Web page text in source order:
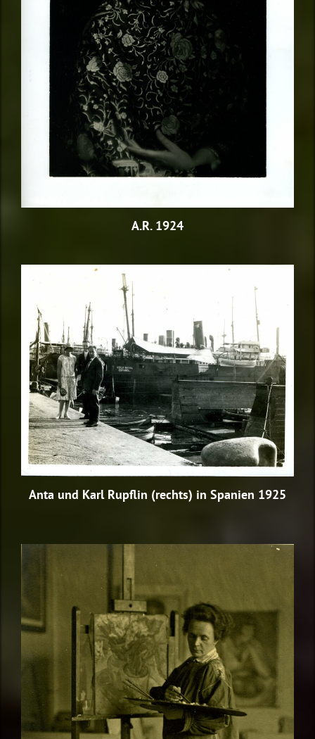
A.R. 1924
Anta und Karl Rupflin (rechts) in Spanien 1925